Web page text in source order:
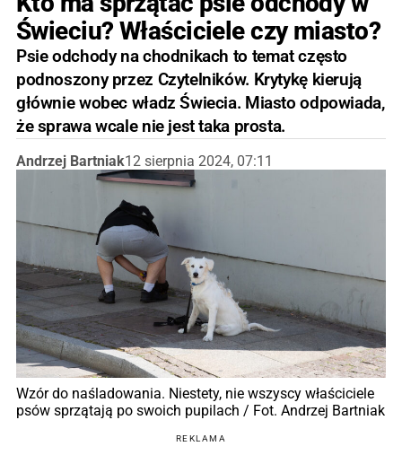
Świeciu? Właściciele czy miasto?
Psie odchody na chodnikach to temat często
podnoszony przez Czytelników. Krytykę kierują
głównie wobec władz Świecia. Miasto odpowiada,
że sprawa wcale nie jest taka prosta.
Andrzej Bartniak12 sierpnia 2024, 07:11
Wzór do naśladowania. Niestety, nie wszyscy właściciele
psów sprzątają po swoich pupilach / Fot. Andrzej Bartniak
REKLAMA